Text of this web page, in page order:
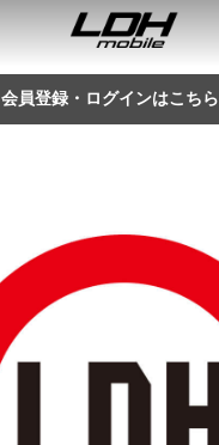
会員登録・ログインはこちら